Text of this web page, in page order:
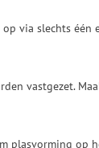
via slechts één
vastgezet.
plasvorming op